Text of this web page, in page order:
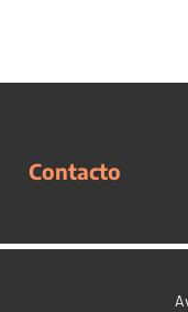
Contacto